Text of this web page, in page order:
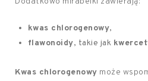
kwas chlorogenowy,
flawonoidy, takie jak
Kwas chlorogenowy może